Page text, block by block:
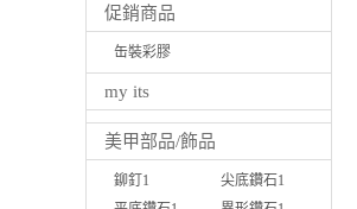
促銷商品
缶裝彩膠
my its
美甲部品/飾品
鉚釘1
尖底鑽石1